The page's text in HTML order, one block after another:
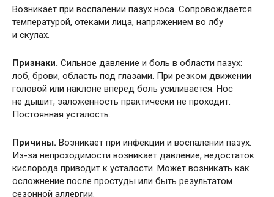
Возникает при воспалении пазух носа. Сопровождается
температурой, отеками лица, напряжением во лбу
и скулах.
Признаки. Сильное давление и боль в области пазух:
лоб, брови, область под глазами. При резком движении
головой или наклоне вперед боль усиливается. Нос
не дышит, заложенность практически не проходит.
Постоянная усталость.
Причины. Возникает при инфекции и воспалении пазух.
Из-за непроходимости возникает давление, недостаток
кислорода приводит к усталости. Может возникать как
осложнение после простуды или быть результатом
сезонной аллергии.